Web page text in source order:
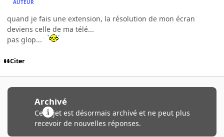
AUTEUR
quand je fais une extension, la résolution de mon écran
deviens celle de ma télé...
pas glop...
Citer
Archivé
Ce sujet est désormais archivé et ne peut plus
recevoir de nouvelles réponses.